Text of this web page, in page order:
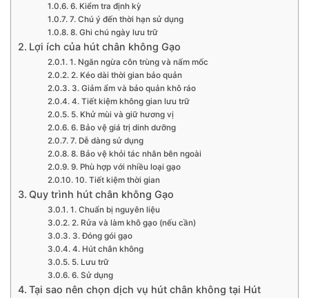
6. Kiểm tra định kỳ
7. Chú ý đến thời hạn sử dụng
8. Ghi chú ngày lưu trữ
Lợi ích của hút chân không Gạo
1. Ngăn ngừa côn trùng và nấm mốc
2. Kéo dài thời gian bảo quản
3. Giảm ẩm và bảo quản khô ráo
4. Tiết kiệm không gian lưu trữ
5. Khử mùi và giữ hương vị
6. Bảo vệ giá trị dinh dưỡng
7. Dễ dàng sử dụng
8. Bảo vệ khỏi tác nhân bên ngoài
9. Phù hợp với nhiều loại gạo
10. Tiết kiệm thời gian
Quy trình hút chân không Gạo
1. Chuẩn bị nguyên liệu
2. Rửa và làm khô gạo (nếu cần)
3. Đóng gói gạo
4. Hút chân không
5. Lưu trữ
6. Sử dụng
Tại sao nên chọn dịch vụ hút chân không tại Hút